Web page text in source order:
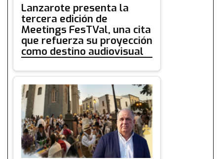
Lanzarote presenta la
tercera edición de
Meetings FesTVal, una cita
que refuerza su proyección
como destino audiovisual